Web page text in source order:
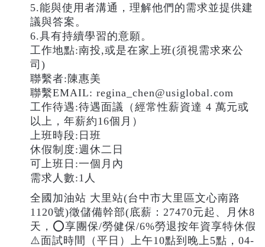
5.能與使用者溝通，理解他們的需求並提供建
議與答案。
6.具有持續學習的意願。
工作地點:南投,或是在家上班(須視需求來公
司)
聯繫者:陳惠美
聯繫EMAIL: regina_chen@usiglobal.com
工作待遇:待遇面議（經常性薪資達 4 萬元或
以上，年薪約16個月）
上班時段:日班
休假制度:週休二日
可上班日:一個月內
需求人數:1人
全國加油站 大里站(台中市大里區文心南路
1120號)徵儲備幹部(底薪：27470元起、月休8
天，⭕️享團保/勞健保/6%勞退按年資享特休假
⚠️面試時間（平日）上午10點到晚上5點，04-